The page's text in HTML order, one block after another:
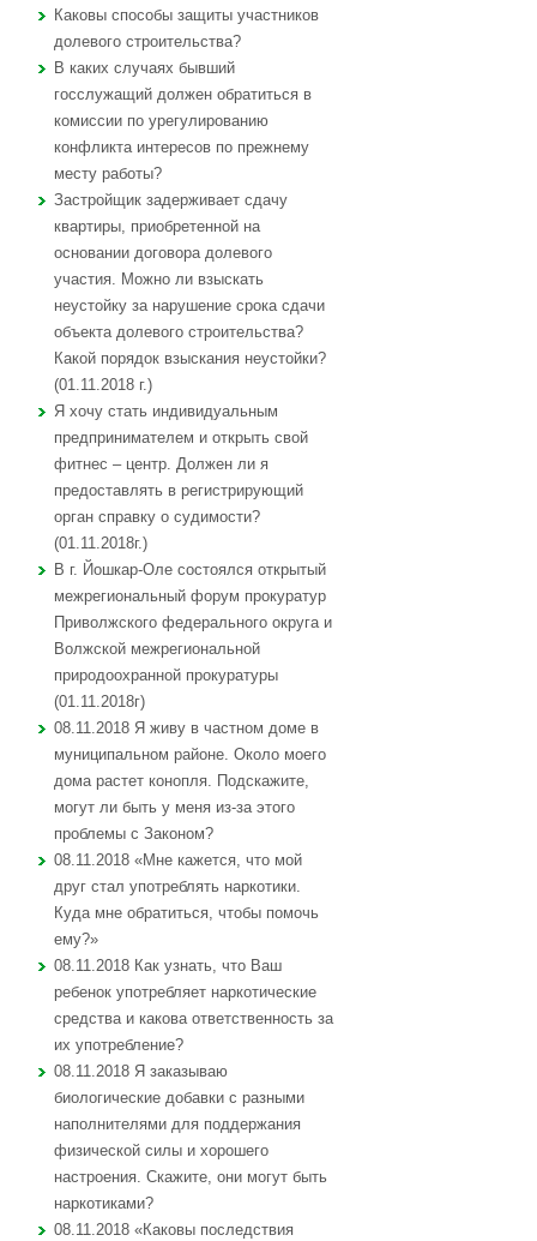
Каковы способы защиты участников
долевого строительства?
В каких случаях бывший
госслужащий должен обратиться в
комиссии по урегулированию
конфликта интересов по прежнему
месту работы?
Застройщик задерживает сдачу
квартиры, приобретенной на
основании договора долевого
участия. Можно ли взыскать
неустойку за нарушение срока сдачи
объекта долевого строительства?
Какой порядок взыскания неустойки?
(01.11.2018 г.)
Я хочу стать индивидуальным
предпринимателем и открыть свой
фитнес – центр. Должен ли я
предоставлять в регистрирующий
орган справку о судимости?
(01.11.2018г.)
В г. Йошкар-Оле состоялся открытый
межрегиональный форум прокуратур
Приволжского федерального округа и
Волжской межрегиональной
природоохранной прокуратуры
(01.11.2018г)
08.11.2018 Я живу в частном доме в
муниципальном районе. Около моего
дома растет конопля. Подскажите,
могут ли быть у меня из-за этого
проблемы с Законом?
08.11.2018 «Мне кажется, что мой
друг стал употреблять наркотики.
Куда мне обратиться, чтобы помочь
ему?»
08.11.2018 Как узнать, что Ваш
ребенок употребляет наркотические
средства и какова ответственность за
их употребление?
08.11.2018 Я заказываю
биологические добавки с разными
наполнителями для поддержания
физической силы и хорошего
настроения. Скажите, они могут быть
наркотиками?
08.11.2018 «Каковы последствия